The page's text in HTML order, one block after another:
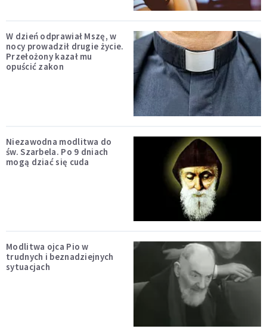
W dzień odprawiał Mszę, w
nocy prowadził drugie życie.
Przełożony kazał mu
opuścić zakon
Niezawodna modlitwa do
św. Szarbela. Po 9 dniach
mogą dziać się cuda
Modlitwa ojca Pio w
trudnych i beznadziejnych
sytuacjach